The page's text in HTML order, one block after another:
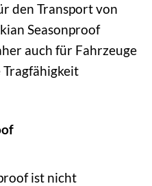
den Transport von
Seasonproof
auch für Fahrzeuge
Tragfähigkeit
ist nicht